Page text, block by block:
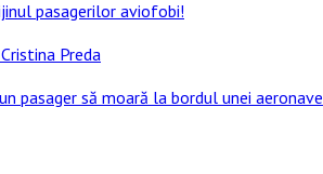
pasagerilor aviofobi!
Preda
pasager să moară la bordul unei aeronave